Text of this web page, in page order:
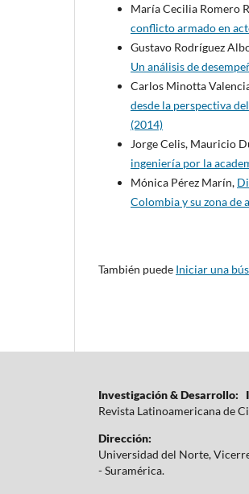
María Cecilia Romero
conflicto armado en
Gustavo Rodríguez
Un análisis de
Carlos Minotta
desde la perspectiva
(2014)
Jorge Celis, Mauricio
ingeniería por la
Mónica Pérez Marín,
Colombia y su zona de
También puede Iniciar una
Investigación & Desarrollo:
Revista Latinoamericana de
Dirección:
Universidad del Norte,
- Suramérica.